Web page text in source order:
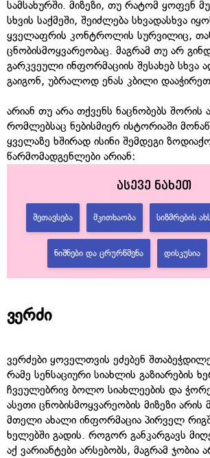
სამსახურში. მიზეზი, თუ რატომ ყოფენ
სხვის საქმეში, შეიძლება სხვადასხვა
ყველაფრის კონტროლის სურვილიც,
ცნობისმოყვარეობაც. მაგრამ თუ არ
გარკვეული ინფორმაციის შესახებ სხვა
გაიგონ, უბრალოდ ენას კბილი დააჭირეთ.
არიან თუ არა თქვენს ნაცნობებს შორის
რომლებსაც ნებისმიერ ისტორიაში
ყველაზე ხშირად ისინი შემდეგი
წარმომადგენლები არიან:
ასევე ნახეთ
ᲨᲔᲗᲐᲕᲡᲔᲑᲐ ᲛᲙᲘᲗᲮᲐᲝᲑᲐ ᲡᲘᲖᲛᲠᲔᲑᲘᲡ
ᲜᲘᲨᲜᲔᲑᲘ ᲓᲐ ᲪᲠᲣᲠᲬᲛᲔᲜᲐ ᲓᲘᲡᲙᲣᲡᲘᲐ
ვერძი
ვერძები ყოველთვის ეძებენ
რამე სენსაციური სიახლის გაზიარების
ჩვეულებრივ ბოლო სიახლეების და
ასეთი ცნობისმოყვარეობის მიზეზი არის
მთელი ახალი ინფორმაცია პირველ
ხელებში გადის. როგორ განკარგავს
აქ ვარიანტები არსებობს, მაგრამ ჯობია